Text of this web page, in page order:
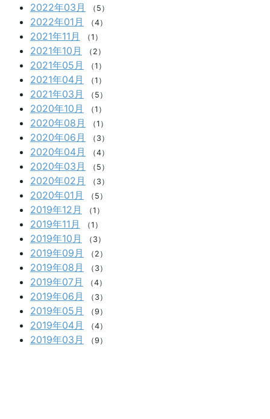
2022年03月 （5）
2022年01月 （4）
2021年11月 （1）
2021年10月 （2）
2021年05月 （1）
2021年04月 （1）
2021年03月 （5）
2020年10月 （1）
2020年08月 （1）
2020年06月 （3）
2020年04月 （4）
2020年03月 （5）
2020年02月 （3）
2020年01月 （5）
2019年12月 （1）
2019年11月 （1）
2019年10月 （3）
2019年09月 （2）
2019年08月 （3）
2019年07月 （4）
2019年06月 （3）
2019年05月 （9）
2019年04月 （4）
2019年03月 （9）